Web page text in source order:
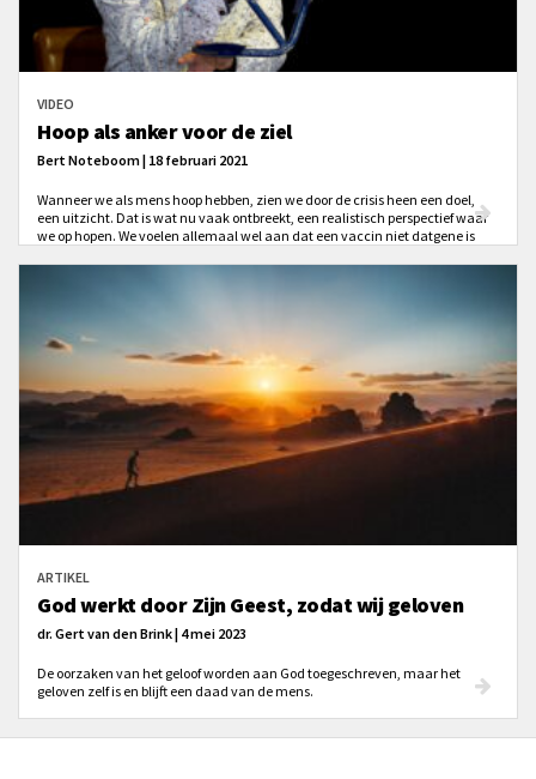
VIDEO
Hoop als anker voor de ziel
Bert Noteboom | 18 februari 2021
Wanneer we als mens hoop hebben, zien we door de crisis heen een doel,
een uitzicht. Dat is wat nu vaak ontbreekt, een realistisch perspectief waar
we op hopen. We voelen allemaal wel aan dat een vaccin niet datgene is
ARTIKEL
God werkt door Zijn Geest, zodat wij geloven
dr. Gert van den Brink | 4 mei 2023
De oorzaken van het geloof worden aan God toegeschreven, maar het
geloven zelf is en blijft een daad van de mens.